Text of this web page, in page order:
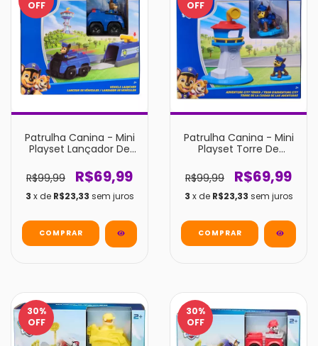
OFF
Patrulha Canina - Mini
Playset Lançador De
R$99,99
R$69,99
3 x de R$23,33 sem juros
OFF
Patrulha Canina - Mini
Playset Torre De
R$99,99
R$69,99
3 x de R$23,33 sem juros
30%
OFF
30%
OFF